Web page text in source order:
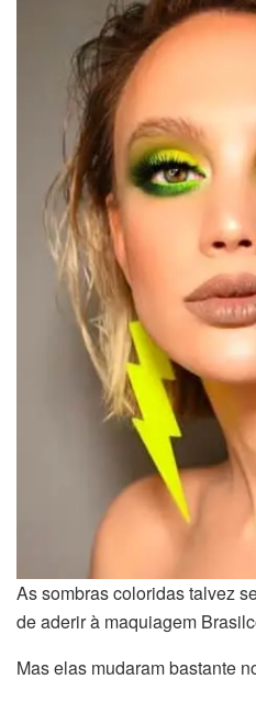
As sombras coloridas talvez
de aderir à maquiagem
Mas elas mudaram bastante